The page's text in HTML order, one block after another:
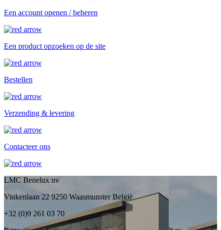
Een account openen / beheren
Een product opzoeken op de site
Bestellen
Verzending & levering
Contacteer ons
LMC Benelux nv
Vinkenlaan 22 9250 Waasmunster België
+32 (0)9 261 03 70